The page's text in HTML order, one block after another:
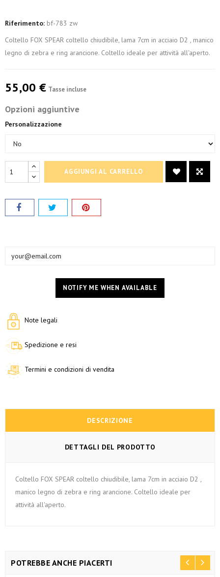
Riferimento: bf-783 zw
Coltello FOX SPEAR coltello chiudibile, lama 7cm in acciaio D2 , manico
legno di zebra e ring arancione. Coltello ideale per attività all'aperto.
55,00 € Tasse incluse
Opzioni aggiuntive
Personalizzazione
AGGIUNGI AL CARRELLO
NOTIFY ME WHEN AVAILABLE
Note legali
Spedizione e resi
Termini e condizioni di vendita
DESCRIZIONE
DETTAGLI DEL PRODOTTO
Coltello FOX SPEAR coltello chiudibile, lama 7cm in acciaio D2 ,
manico legno di zebra e ring arancione. Coltello ideale per
attività all'aperto.
POTREBBE ANCHE PIACERTI